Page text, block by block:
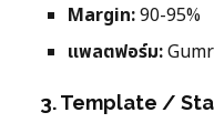
Margin:90-95%
แพลตฟอร์ม:
3. Template /